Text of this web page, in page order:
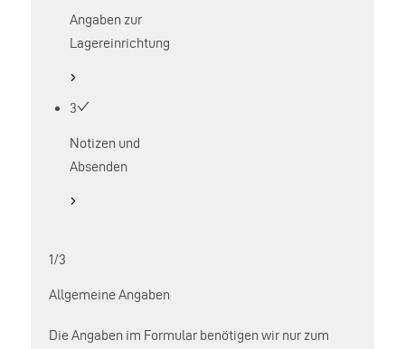
Angaben zur
Lagereinrichtung
3
Notizen und
Absenden
1/3
Allgemeine Angaben
Die Angaben im Formular benötigen wir nur zum